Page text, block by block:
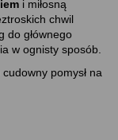
i miłosną
chwil
do głównego
w ognisty sposób.
pomysł na